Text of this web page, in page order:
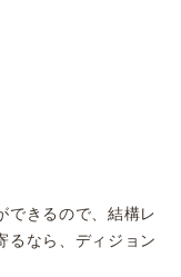
できるので、結構レ
るなら、ディジョン